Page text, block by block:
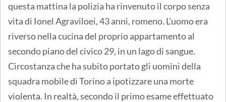
questa mattina la polizia ha rinvenuto il corpo senza
vita di Ionel Agraviloei, 43 anni, romeno. L'uomo era
riverso nella cucina del proprio appartamento al
secondo piano del civico 29, in un lago di sangue.
Circostanza che ha subito portato gli uomini della
squadra mobile di Torino a ipotizzare una morte
violenta. In realtà, secondo il primo esame effettuato